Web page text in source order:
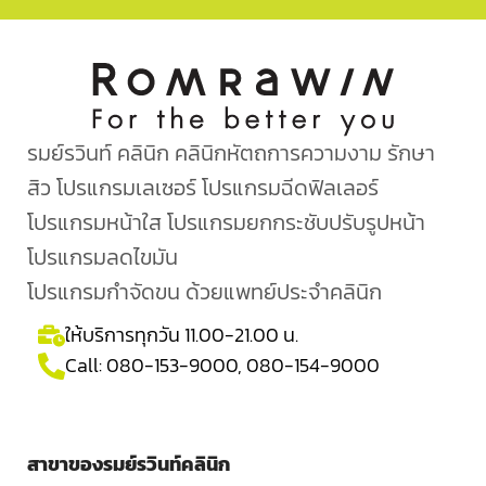
รมย์รวินท์ คลินิก คลินิกหัตถการความงาม รักษา
สิว โปรแกรมเลเซอร์ โปรแกรมฉีดฟิลเลอร์
โปรแกรมหน้าใส โปรแกรมยกกระชับปรับรูปหน้า
โปรแกรมลดไขมัน
โปรแกรมกำจัดขน ด้วยแพทย์ประจำคลินิก
ให้บริการทุกวัน 11.00-21.00 น.
Call:080-153-9000, 080-154-9000
สาขาของรมย์รวินท์คลินิก